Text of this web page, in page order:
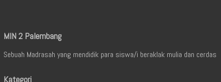
MIN 2 Palembang
Sebuah Madrasah yang mendidik para siswa/i beraklak mulia dan cerdas
Kategori